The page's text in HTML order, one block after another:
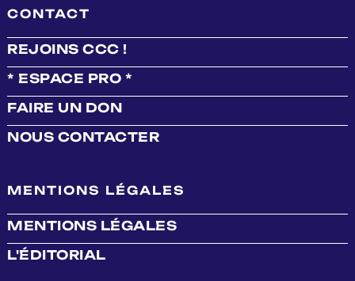
CONTACT
REJOINS CCC !
* ESPACE PRO *
FAIRE UN DON
NOUS CONTACTER
MENTIONS LÉGALES
MENTIONS LÉGALES
L'ÉDITORIAL